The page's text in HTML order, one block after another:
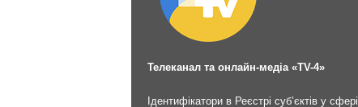
Телеканал та онлайн-медіа «TV-4»
Ідентифікатори в Реєстрі суб’єктів у сфері